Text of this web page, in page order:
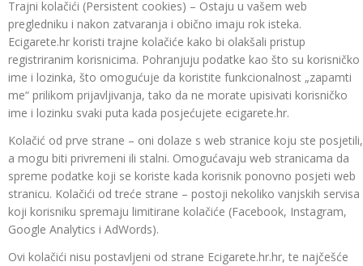
Trajni kolačići (Persistent cookies) – Ostaju u vašem web
pregledniku i nakon zatvaranja i obično imaju rok isteka.
Ecigarete.hr koristi trajne kolačiće kako bi olakšali pristup
registriranim korisnicima. Pohranjuju podatke kao što su korisničko
ime i lozinka, što omogućuje da koristite funkcionalnost „zapamti
me“ prilikom prijavljivanja, tako da ne morate upisivati korisničko
ime i lozinku svaki puta kada posjećujete ecigarete.hr.
Kolačić od prve strane – oni dolaze s web stranice koju ste posjetili,
a mogu biti privremeni ili stalni. Omogućavaju web stranicama da
spreme podatke koji se koriste kada korisnik ponovno posjeti web
stranicu. Kolačići od treće strane – postoji nekoliko vanjskih servisa
koji korisniku spremaju limitirane kolačiće (Facebook, Instagram,
Google Analytics i AdWords).
Ovi kolačići nisu postavljeni od strane Ecigarete.hr.hr, te najčešće